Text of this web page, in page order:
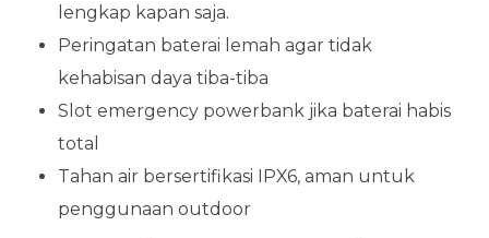
lengkap kapan saja.
Peringatan baterai lemah agar tidak
kehabisan daya tiba-tiba
Slot emergency powerbank jika baterai habis
total
Tahan air bersertifikasi IPX6, aman untuk
penggunaan outdoor